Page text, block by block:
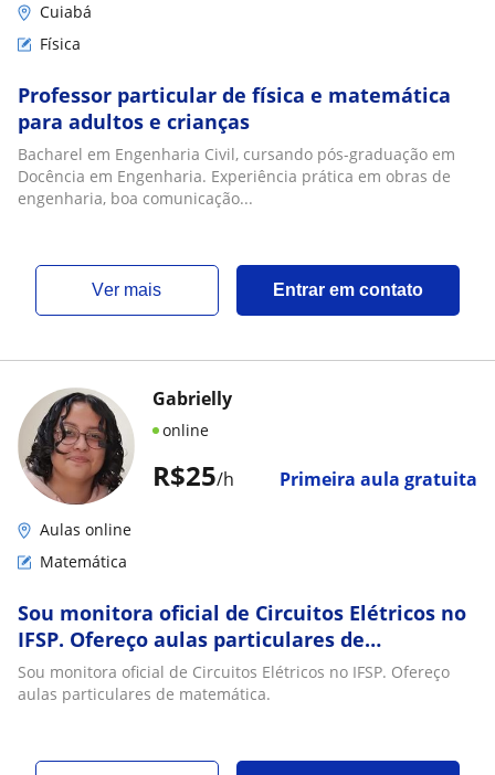
Cuiabá
Física
Professor particular de física e matemática
para adultos e crianças
Bacharel em Engenharia Civil, cursando pós-graduação em
Docência em Engenharia. Experiência prática em obras de
engenharia, boa comunicação...
ver mais Entrar em contato
R$25/h Primeira aula gratuita
Gabrielly
online
Aulas online
Matemática
Sou monitora oficial de Circuitos Elétricos no
IFSP. Ofereço aulas particulares de
matemática
Sou monitora oficial de Circuitos Elétricos no IFSP. Ofereço
aulas particulares de matemática.